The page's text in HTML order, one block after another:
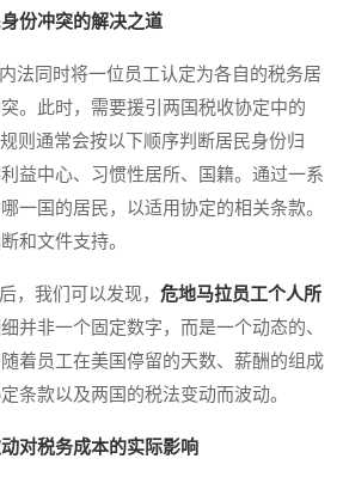
份冲突的解决之道
同时将一位员工认定为各自的税务居
。此时，需要援引两国税收协定中的
则通常会按以下顺序判断居民身份归
益中心、习惯性居所、国籍。通过一系
一国的居民，以适用协定的相关条款。
和文件支持。
我们可以发现， 危地马拉员工个人所
并非一个固定数字，而是一个动态的、
着员工在美国停留的天数、薪酬的组成
条款以及两国的税法变动而波动。
对税务成本的实际影响